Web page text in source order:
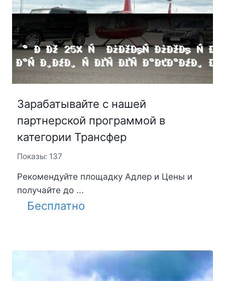
Зарабатывайте с нашей
партнерской программой в
категории Трансфер
Показы: 137
Рекомендуйте площадку Адлер и Цены и
получайте до ...
Бесплатно